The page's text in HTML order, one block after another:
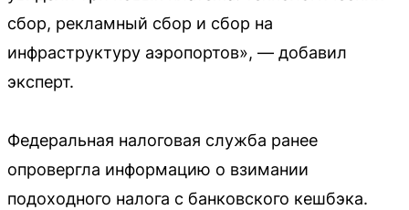
сбор, рекламный сбор и сбор на
инфраструктуру аэропортов», — добавил
эксперт.
Федеральная налоговая служба ранее
опровергла информацию о взимании
подоходного налога с банковского кешбэка.